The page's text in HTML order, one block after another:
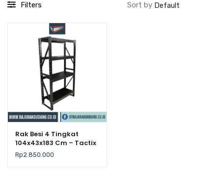
Filters Sort by
Rak Besi 4 Tingkat
104x43x183 Cm – Tactix
– Kekuatan 500Kg /
Level
Rp2.850.000